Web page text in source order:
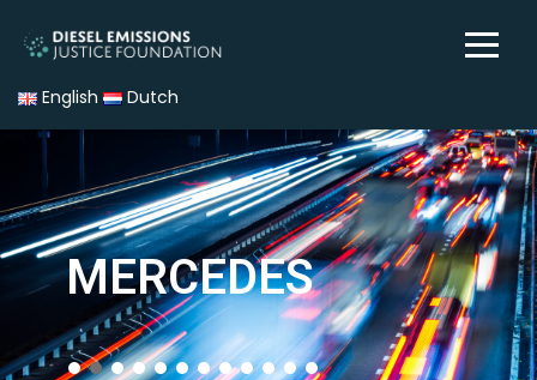
English Dutch
MERCEDES